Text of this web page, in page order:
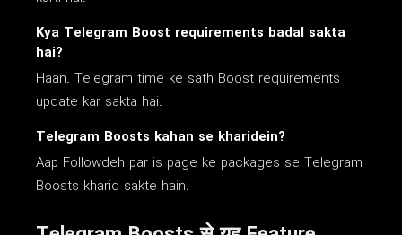
Kya Telegram Boost requirements badal sakta
hai?
Haan. Telegram time ke sath Boost requirements
update kar sakta hai.
Telegram Boosts kahan se kharidein?
Aap Followdeh par is page ke packages se Telegram
Boosts kharid sakte hain.